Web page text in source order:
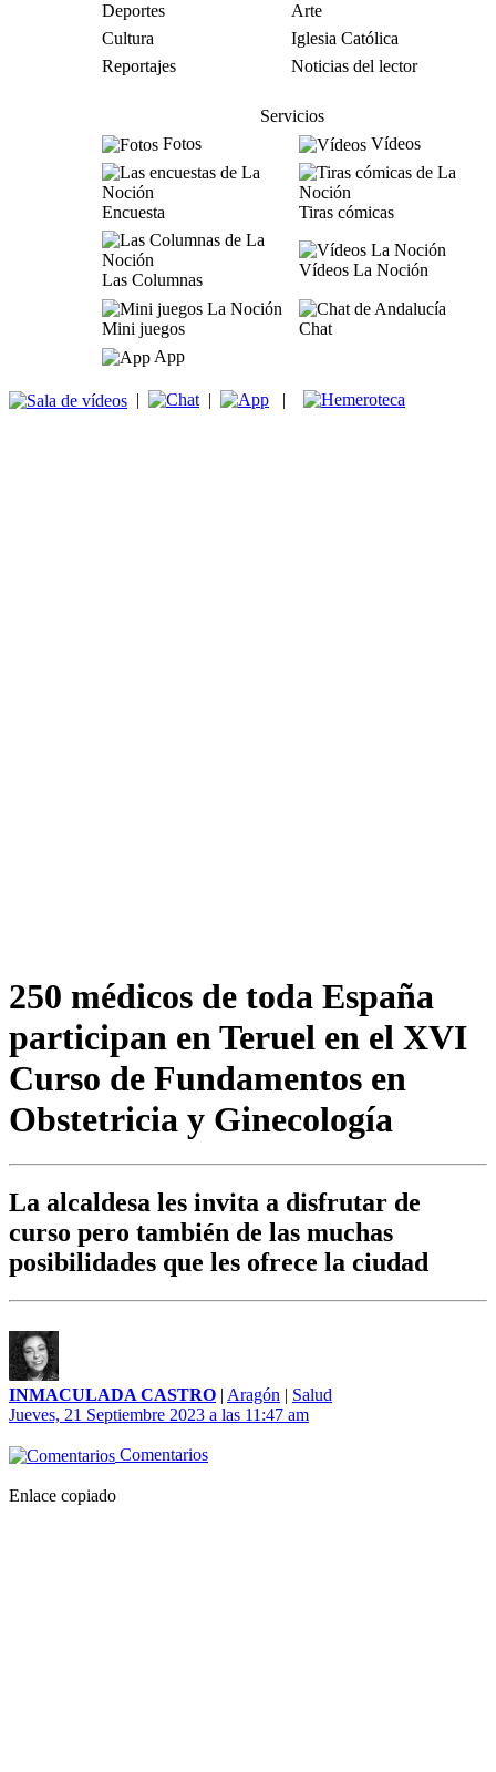
Deportes
Arte
Cultura
Iglesia Católica
Reportajes
Noticias del lector
Servicios
Fotos
Vídeos
Encuesta Tiras cómicas
Las Columnas
Vídeos La Noción
Mini juegos
Chat
App
| | |
250 médicos de toda España
participan en Teruel en el XVI
Curso de Fundamentos en
Obstetricia y Ginecología
La alcaldesa les invita a disfrutar de
curso pero también de las muchas
posibilidades que les ofrece la ciudad
INMACULADA CASTRO | Aragón | Salud
Jueves, 21 Septiembre 2023 a las 11:47 am
Comentarios
Enlace copiado